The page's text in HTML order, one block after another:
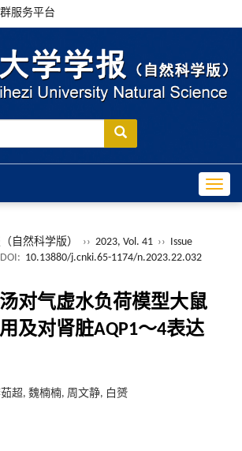
服务平台
自然科学版） ›› 2023, Vol. 41 ›› Issue
DOI: 10.13880/j.cnki.65-1174/n.2023.22.032
对气虚水负荷模型大鼠
及对肾脏AQP1～4表达
超, 魏楠楠, 周文静, 白赟